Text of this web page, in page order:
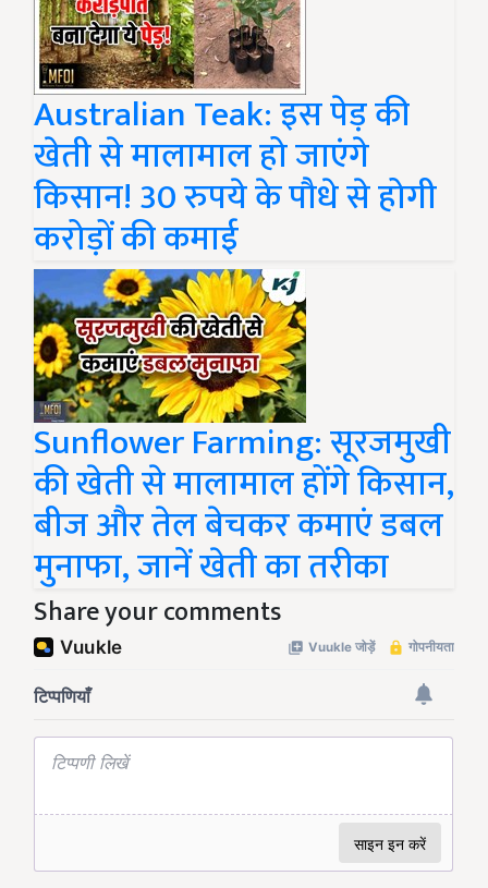
Australian Teak: इस पेड़ की
खेती से मालामाल हो जाएंगे
किसान! 30 रुपये के पौधे से होगी
करोड़ों की कमाई
Sunflower Farming: सूरजमुखी
की खेती से मालामाल होंगे किसान,
बीज और तेल बेचकर कमाएं डबल
मुनाफा, जानें खेती का तरीका
Share your comments